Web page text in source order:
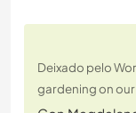
Deixado pelo
gardening on our